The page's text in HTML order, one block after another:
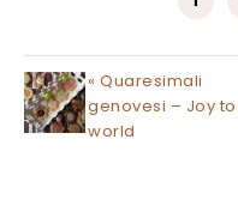
« Quaresimali
genovesi – Joy
world